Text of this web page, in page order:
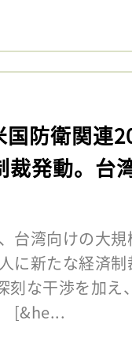
国防衛関連
裁発動。台
台湾向けの大
に新たな経済
刻な干渉を加
[&he...